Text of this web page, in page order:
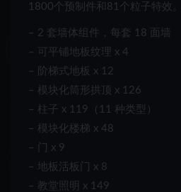
1800个预制件和81个粒子特效。
– 2 套墙体组件，每套 18 面墙
– 可平铺地板纹理 x 4
– 阶梯式地板 x 12
– 模块化筒形拱顶 x 126
– 柱子 x 119（11 种类型）
– 模块化楼梯 x 48
– 门 x 9
– 地板活板门 x 8
– 教堂照明 x 149